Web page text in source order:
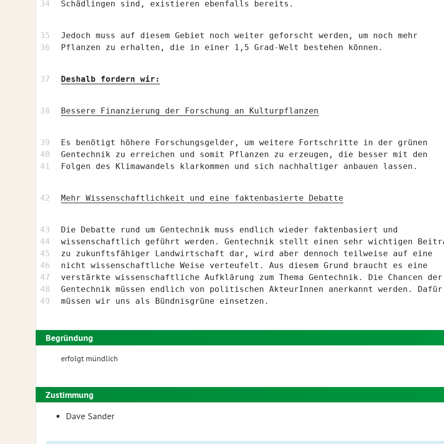
Schädlingen sind, existieren ebenfalls bereits.
Jedoch muss auf diesem Gebiet noch weiter geforscht werden, um noch mehr
Pflanzen zu erhalten, die in einer 1,5 Grad-Welt bestehen können.
Deshalb fordern wir:
Bessere Finanzierung der Forschung an Kulturpflanzen
Es benötigt höhere Forschungsgelder, um weitere Fortschritte in der grünen
Gentechnik zu erreichen und somit Pflanzen zu erzeugen, die besser mit den
Folgen des Klimawandels klarkommen und sich nachhaltiger anbauen lassen.
Mehr Wissenschaftlichkeit und eine faktenbasierte Debatte
Die Debatte rund um Gentechnik muss endlich wieder faktenbasiert und
wissenschaftlich geführt werden. Gentechnik stellt einen sehr wichtigen
zu zukunftsfähiger Landwirtschaft dar, wird aber dennoch teilweise auf eine
nicht wissenschaftliche Weise verteufelt. Aus diesem Grund braucht es eine
verstärkte wissenschaftliche Aufklärung zum Thema Gentechnik. Die Chancen der
Gentechnik müssen endlich von politischen AkteurInnen anerkannt werden. Dafür
müssen wir uns als Bündnisgrüne einsetzen.
Begründung
erfolgt mündlich
Zustimmung
Dave Sander